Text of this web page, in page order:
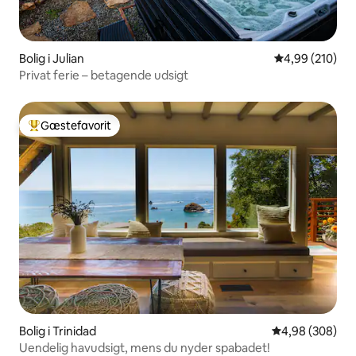
Bolig i Julian 4,99 ud af 5 i
4,99 (210)
Privat ferie – betagende udsigt
Bedste gæstefavorit
Gæstefavorit
Bolig i Trinidad 4,98 ud af 5 i
4,98 (308)
Uendelig havudsigt, mens du nyder spabadet!